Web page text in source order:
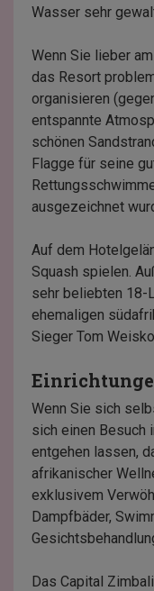
Wasser sehr
Wenn Sie lieber
das Resort
organisieren
entspannte
schönen
Flagge für seine
ausgezeichnet
Auf dem
Squash spielen.
sehr beliebten 18-
ehemaligen
Sieger Tom
Wenn Sie sich
sich einen Besuch
entgehen lassen,
afrikanischer
exklusivem
Dampfbäder,
Das Capital